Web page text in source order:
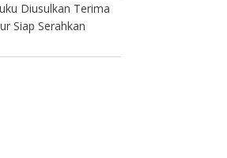
Diusulkan Terima
Siap Serahkan